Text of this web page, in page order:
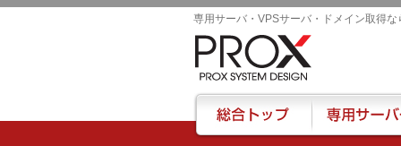
専用サーバ・VPSサーバ・ドメイン取得